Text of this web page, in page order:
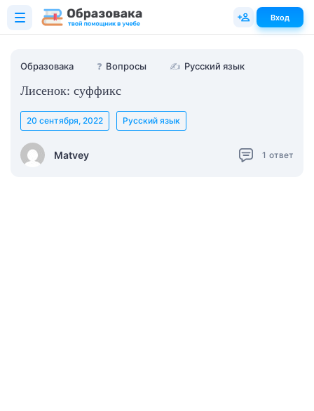
Образовака ❓ Вопросы ✍ Русский язык
Лисенок: суффикс
Matvey
20 сентября, 2022 Русский язык
1 ответ
Вход